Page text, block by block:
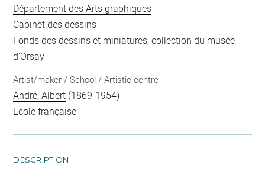
Département des Arts graphiques
Cabinet des dessins
Fonds des dessins et miniatures, collection du musée
d'Orsay
Artist/maker / School / Artistic centre
André, Albert (1869-1954)
Ecole française
DESCRIPTION